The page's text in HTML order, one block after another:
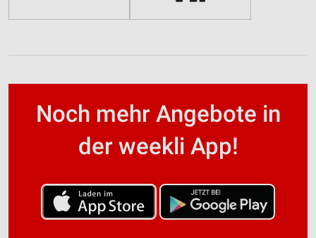
Noch mehr Angebote in
der weekli App!